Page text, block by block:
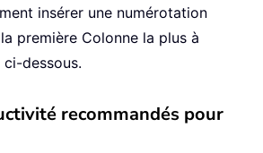
insérer une numérotation
première Colonne la plus à
dessous.
recommandés pour